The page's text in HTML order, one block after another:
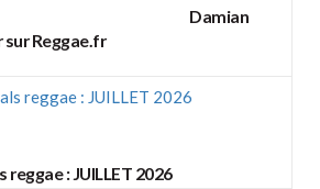
Damian
sur Reggae.fr
: JUILLET 2026